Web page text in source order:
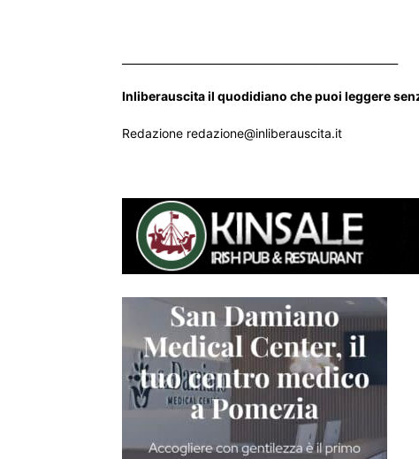
Inliberauscita il quodidiano che puoi leggere
Redazione redazione@inliberauscita.it